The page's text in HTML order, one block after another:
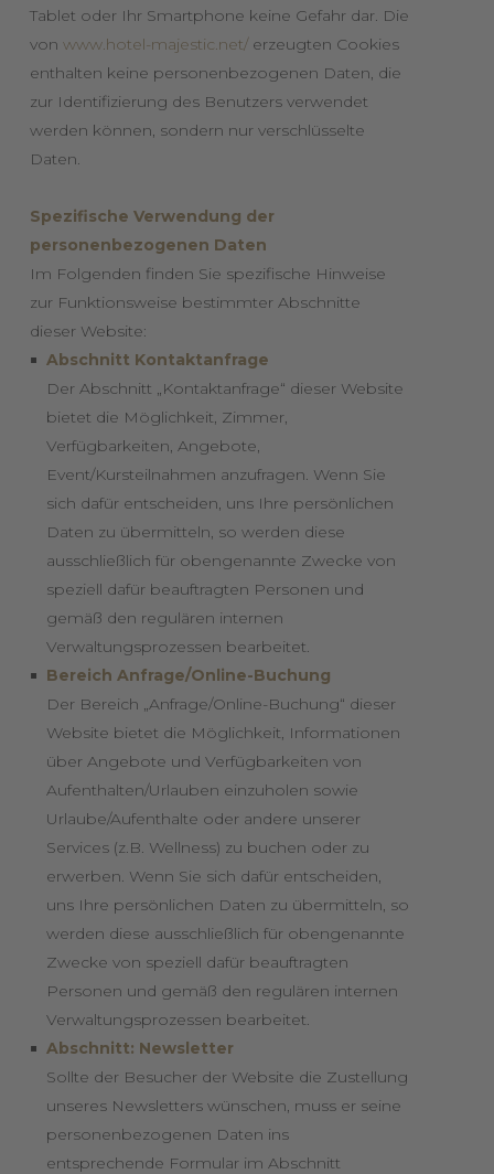
Tablet oder Ihr Smartphone keine Gefahr dar. Die
von www.hotel-majestic.net/erzeugten Cookies
enthalten keine personenbezogenen Daten, die
zur Identifizierung des Benutzers verwendet
werden können, sondern nur verschlüsselte
Daten.
Spezifische Verwendung der
personenbezogenen Daten
Im Folgenden finden Sie spezifische Hinweise
zur Funktionsweise bestimmter Abschnitte
dieser Website:
Abschnitt Kontaktanfrage
Der Abschnitt „Kontaktanfrage“ dieser Website
bietet die Möglichkeit, Zimmer,
Verfügbarkeiten, Angebote,
Event/Kursteilnahmen anzufragen. Wenn Sie
sich dafür entscheiden, uns Ihre persönlichen
Daten zu übermitteln, so werden diese
ausschließlich für obengenannte Zwecke von
speziell dafür beauftragten Personen und
gemäß den regulären internen
Verwaltungsprozessen bearbeitet.
Bereich Anfrage/Online-Buchung
Der Bereich „Anfrage/Online-Buchung“ dieser
Website bietet die Möglichkeit, Informationen
über Angebote und Verfügbarkeiten von
Aufenthalten/Urlauben einzuholen sowie
Urlaube/Aufenthalte oder andere unserer
Services (z.B. Wellness) zu buchen oder zu
erwerben. Wenn Sie sich dafür entscheiden,
uns Ihre persönlichen Daten zu übermitteln, so
werden diese ausschließlich für obengenannte
Zwecke von speziell dafür beauftragten
Personen und gemäß den regulären internen
Verwaltungsprozessen bearbeitet.
Abschnitt: Newsletter
Sollte der Besucher der Website die Zustellung
unseres Newsletters wünschen, muss er seine
personenbezogenen Daten ins
entsprechende Formular im Abschnitt